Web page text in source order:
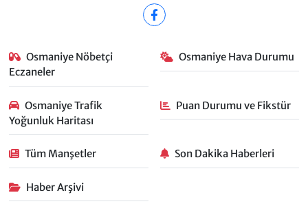
Osmaniye Nöbetçi
Eczaneler
Osmaniye Hava Durumu
Osmaniye Trafik
Yoğunluk Haritası
Puan Durumu ve Fikstür
Tüm Manşetler Son Dakika Haberleri
Haber Arşivi